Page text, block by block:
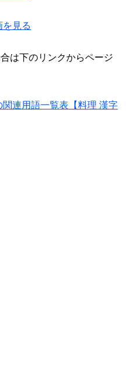
見る
は下のリンクからページ
連用語一覧表【料理 漢字